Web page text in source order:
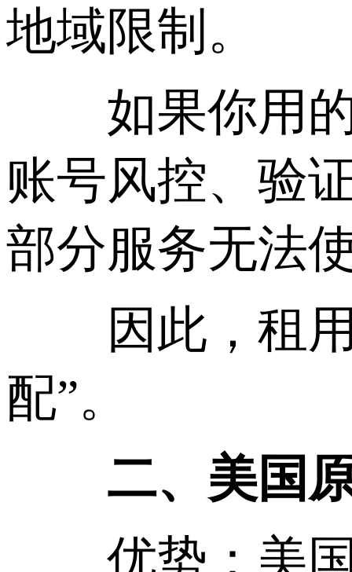
地域限制。
如果你用的
账号风控、验
部分服务无法
因此，租用
配”。
二、美国原
优势：美国